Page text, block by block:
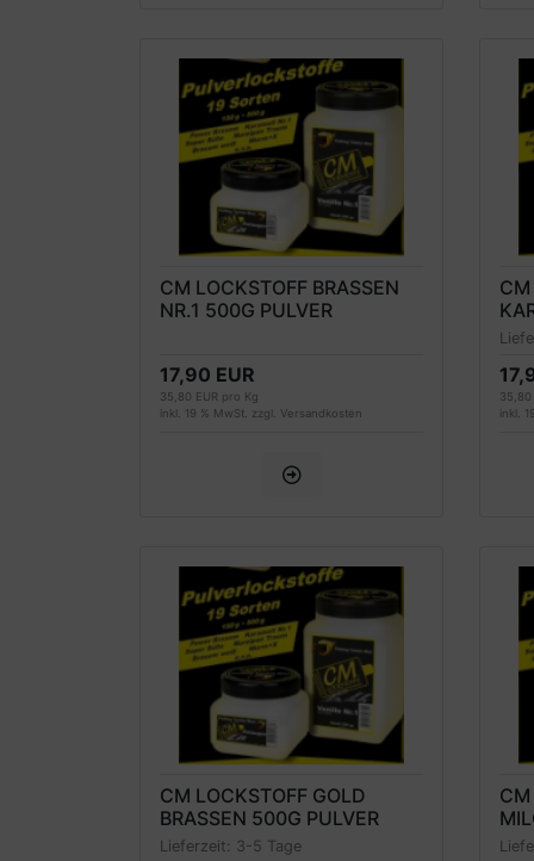
CM LOCKSTOFF BRASSEN
NR.1 500G PULVER
17,90 EUR
35,80 EUR pro Kg
inkl. 19 % MwSt. zzgl. Versandkosten
CM
35,80
inkl.
CM LOCKSTOFF GOLD
BRASSEN 500G PULVER
Lieferzeit: 3-5 Tage